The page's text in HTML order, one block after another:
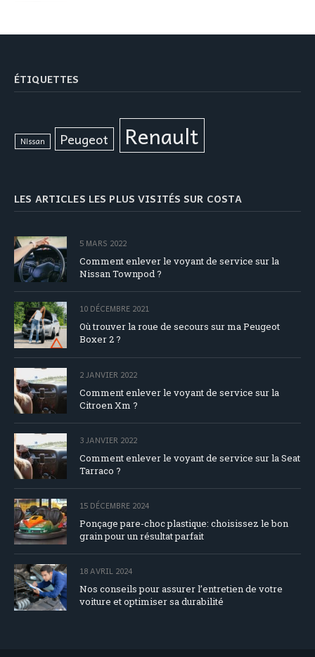
ÉTIQUETTES
Nissan Peugeot Renault
LES ARTICLES LES PLUS VISITÉS SUR COSTA
5 MARS 2022
Comment enlever le voyant de service sur la
Nissan Townpod ?
10 DÉCEMBRE 2021
Où trouver la roue de secours sur ma Peugeot
Boxer 2 ?
2 JANVIER 2022
Comment enlever le voyant de service sur la
Citroen Xm ?
3 JANVIER 2022
Comment enlever le voyant de service sur la Seat
Tarraco ?
15 DÉCEMBRE 2024
Ponçage pare-choc plastique: choisissez le bon
grain pour un résultat parfait
18 AVRIL 2024
Nos conseils pour assurer l’entretien de votre
voiture et optimiser sa durabilité